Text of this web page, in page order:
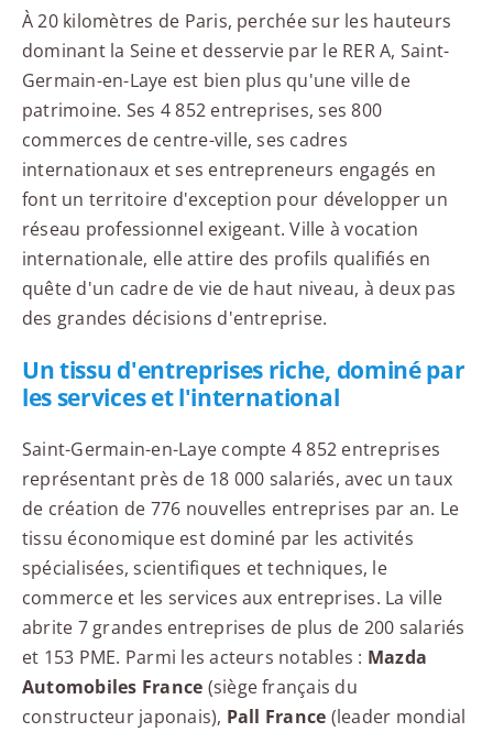
À 20 kilomètres de Paris, perchée sur les hauteurs
dominant la Seine et desservie par le RER A, Saint-
Germain-en-Laye est bien plus qu'une ville de
patrimoine. Ses 4 852 entreprises, ses 800
commerces de centre-ville, ses cadres
internationaux et ses entrepreneurs engagés en
font un territoire d'exception pour développer un
réseau professionnel exigeant. Ville à vocation
internationale, elle attire des profils qualifiés en
quête d'un cadre de vie de haut niveau, à deux pas
des grandes décisions d'entreprise.
Un tissu d'entreprises riche, dominé par
les services et l'international
Saint-Germain-en-Laye compte 4 852 entreprises
représentant près de 18 000 salariés, avec un taux
de création de 776 nouvelles entreprises par an. Le
tissu économique est dominé par les activités
spécialisées, scientifiques et techniques, le
commerce et les services aux entreprises. La ville
abrite 7 grandes entreprises de plus de 200 salariés
et 153 PME. Parmi les acteurs notables : Mazda
Automobiles France (siège français du
constructeur japonais), Pall France (leader mondial